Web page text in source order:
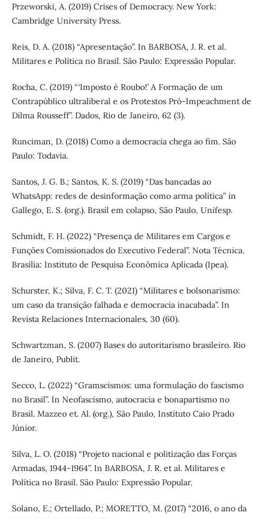
Przeworski, A. (2019) Crises of Democracy. New York:
Cambridge University Press.
Reis, D. A. (2018) “Apresentação”. In BARBOSA, J. R. et al.
Militares e Política no Brasil. São Paulo: Expressão Popular.
Rocha, C. (2019) “‘Imposto é Roubo!’ A Formação de um
Contrapúblico ultraliberal e os Protestos Pró-Impeachment de
Dilma Rousseff”. Dados, Rio de Janeiro, 62 (3).
Runciman, D. (2018) Como a democracia chega ao fim. São
Paulo: Todavia.
Santos, J. G. B.; Santos, K. S. (2019) “Das bancadas ao
WhatsApp: redes de desinformação como arma política” in
Gallego, E. S. (org.). Brasil em colapso, São Paulo, Unifesp.
Schmidt, F. H. (2022) “Presença de Militares em Cargos e
Funções Comissionados do Executivo Federal”. Nota Técnica.
Brasília: Instituto de Pesquisa Econômica Aplicada (Ipea).
Schurster, K.; Silva, F. C. T. (2021) “Militares e bolsonarismo:
um caso da transição falhada e democracia inacabada”. In
Revista Relaciones Internacionales, 30 (60).
Schwartzman, S. (2007) Bases do autoritarismo brasileiro. Rio
de Janeiro, Publit.
Secco, L. (2022) “Gramscismos: uma formulação do fascismo
no Brasil”. In Neofascismo, autocracia e bonapartismo no
Brasil. Mazzeo et. Al. (org.), São Paulo, Instituto Caio Prado
Júnior.
Silva, L. O. (2018) “Projeto nacional e politização das Forças
Armadas, 1944-1964”. In BARBOSA, J. R. et al. Militares e
Política no Brasil. São Paulo: Expressão Popular.
Solano, E.; Ortellado, P.; MORETTO, M. (2017) “2016, o ano da